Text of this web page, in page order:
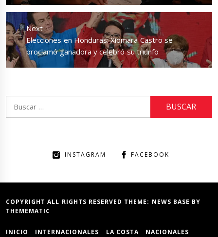
Next
Next
post:
Elecciones en Honduras: Xiomara Castro se
proclamó ganadora y celebró su triunfo
INSTAGRAM FACEBOOK
COPYRIGHT ALL RIGHTS RESERVED THEME: NEWS BASE BY
THEMEMATIC
INICIO INTERNACIONALES LA COSTA NACIONALES